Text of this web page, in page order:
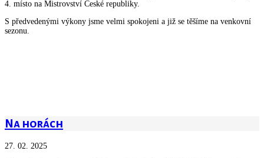
4. místo na Mistrovství České republiky.
S předvedenými výkony jsme velmi spokojeni a již se těšíme na venkovní
sezonu.
Na horách
27. 02. 2025